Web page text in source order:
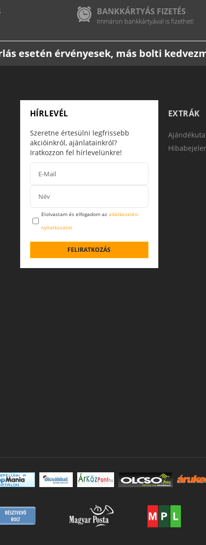
BANKKÁRTYÁS FIZETÉS
Immáron bankkártyával is fizethet!
esetén érvényesek, más bolti
HÍRLEVÉL
Szeretne értesülni legfrissebb
akcióinkról, ajánlatainkról?
Iratkozzon fel hírlevelünkre!
Elolvastam és elfogadom az adatkezelési
nyilatkozatot
FELIRATKOZÁS
EXTRÁK